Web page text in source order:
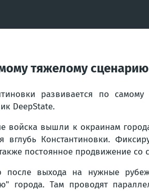
тяжелому
развивается по
DeepState.
войска вышли к окраинам
вглубь Константиновки.
постоянное продвижение со
после выхода на нужные
города. Там проводят